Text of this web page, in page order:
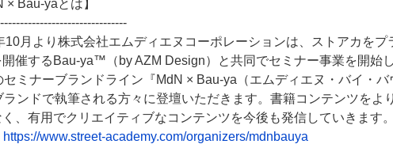
× Bau-yaとは】
10月より株式会社エムディエヌコーポレーションは、ストアカを
開催するBau-ya™（by AZM Design）と共同でセミナー事業を開始
セミナーブランドライン『MdN × Bau-ya（エムディエヌ・バイ・
ランドで執筆される方々に登壇いただきます。書籍コンテンツを
、有用でクリエイティブなコンテンツを今後も発信していきます。
https://www.street-academy.com/organizers/mdnbauya